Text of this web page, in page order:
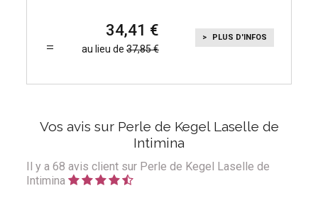
34,41
au lieu de 37,85
PLUS D'INFOS
Vos avis sur Perle de Kegel Laselle de
Intimina
Il y a68 avis client sur Perle de Kegel Laselle de
Intimina